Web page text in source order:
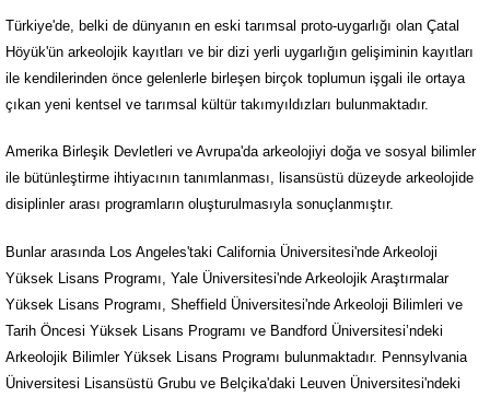
Türkiye'de, belki de dünyanın en eski tarımsal proto-uygarlığı olan Çatal
Höyük'ün arkeolojik kayıtları ve bir dizi yerli uygarlığın gelişiminin kayıtları
ile kendilerinden önce gelenlerle birleşen birçok toplumun işgali ile ortaya
çıkan yeni kentsel ve tarımsal kültür takımyıldızları bulunmaktadır.
Amerika Birleşik Devletleri ve Avrupa'da arkeolojiyi doğa ve sosyal bilimler
ile bütünleştirme ihtiyacının tanımlanması, lisansüstü düzeyde arkeolojide
disiplinler arası programların oluşturulmasıyla sonuçlanmıştır.
Bunlar arasında Los Angeles'taki California Üniversitesi'nde Arkeoloji
Yüksek Lisans Programı, Yale Üniversitesi'nde Arkeolojik Araştırmalar
Yüksek Lisans Programı, Sheffield Üniversitesi'nde Arkeoloji Bilimleri ve
Tarih Öncesi Yüksek Lisans Programı ve Bandford Üniversitesi’ndeki
Arkeolojik Bilimler Yüksek Lisans Programı bulunmaktadır. Pennsylvania
Üniversitesi Lisansüstü Grubu ve Belçika'daki Leuven Üniversitesi'ndeki